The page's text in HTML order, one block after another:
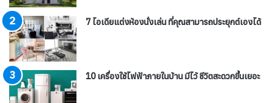
7 ไอเดียแต่งห้องนั่งเล่น ที่คุณสามารถประยุกต์เองได้
10 เครื่องใช้ไฟฟ้าภายในบ้าน มีไว้ ชีวิตสะดวกขึ้นเยอะ